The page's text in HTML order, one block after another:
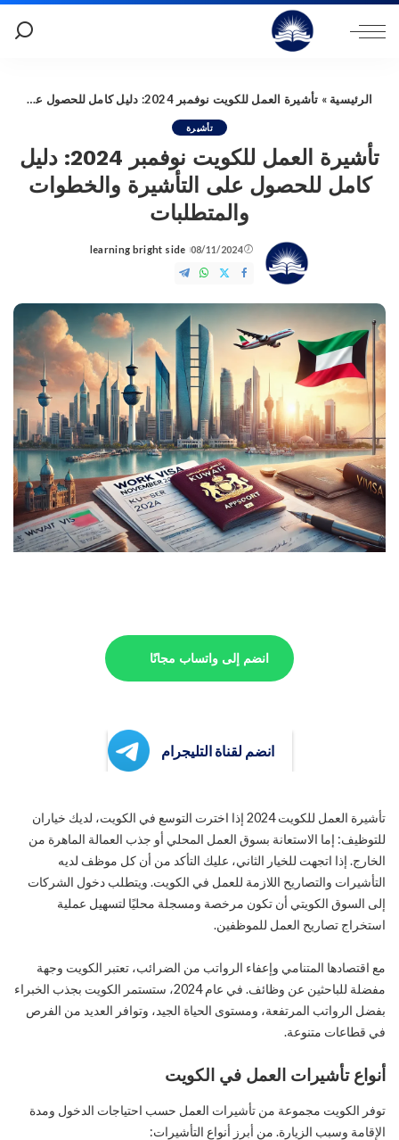
الرئيسية » تأشيرة العمل للكويت نوفمبر 2024: دليل كامل للحصول على التأشيرة والخطوات والمتطلبات
تأشيرة
تأشيرة العمل للكويت نوفمبر 2024: دليل
كامل للحصول على التأشيرة والخطوات
والمتطلبات
08/11/2024
Posted
by
learning bright side
انضم إلى واتساب مجانًا
انضم لقناة التليجرام
تأشيرة العمل للكويت 2024 إذا اخترت التوسع في الكويت، لديك خياران
للتوظيف: إما الاستعانة بسوق العمل المحلي أو جذب العمالة الماهرة من
الخارج. إذا اتجهت للخيار الثاني، عليك التأكد من أن كل موظف لديه
التأشيرات والتصاريح اللازمة للعمل في الكويت. ويتطلب دخول الشركات
إلى السوق الكويتي أن تكون مرخصة ومسجلة محليًا لتسهيل عملية
استخراج تصاريح العمل للموظفين.
مع اقتصادها المتنامي وإعفاء الرواتب من الضرائب، تعتبر الكويت وجهة
مفضلة للباحثين عن وظائف. في عام 2024، ستستمر الكويت بجذب الخبراء
بفضل الرواتب المرتفعة، ومستوى الحياة الجيد، وتوافر العديد من الفرص
في قطاعات متنوعة.
أنواع تأشيرات العمل في الكويت
توفر الكويت مجموعة من تأشيرات العمل حسب احتياجات الدخول ومدة
الإقامة وسبب الزيارة. من أبرز أنواع التأشيرات: